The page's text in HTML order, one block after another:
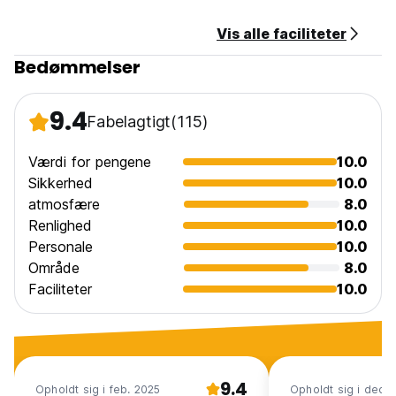
Vis alle faciliteter
Bedømmelser
9.4Fabelagtigt(115)
Værdi for pengene
10.0
Sikkerhed
10.0
atmosfære
8.0
Renlighed
10.0
Personale
10.0
Område
8.0
Faciliteter
10.0
Opholdt sig i feb. 2025 9.4 Opholdt sig i dec.